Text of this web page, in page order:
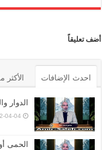
أضف تعليقاً
احدث الإضافات
الدوار
04 02:25:44
الحمى